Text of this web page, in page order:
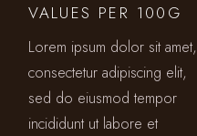
VALUES PER 100G
Lorem ipsum dolor sit amet,
consectetur adipiscing elit,
sed do eiusmod tempor
incididunt ut labore et